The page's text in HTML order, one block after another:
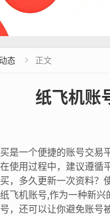
态  正文
纸飞机账
是一个便捷的账号交易
使用过程中，建议遵循
，多久更新一次资料？
飞机账号,作为一种新
，还可以让你避免账号